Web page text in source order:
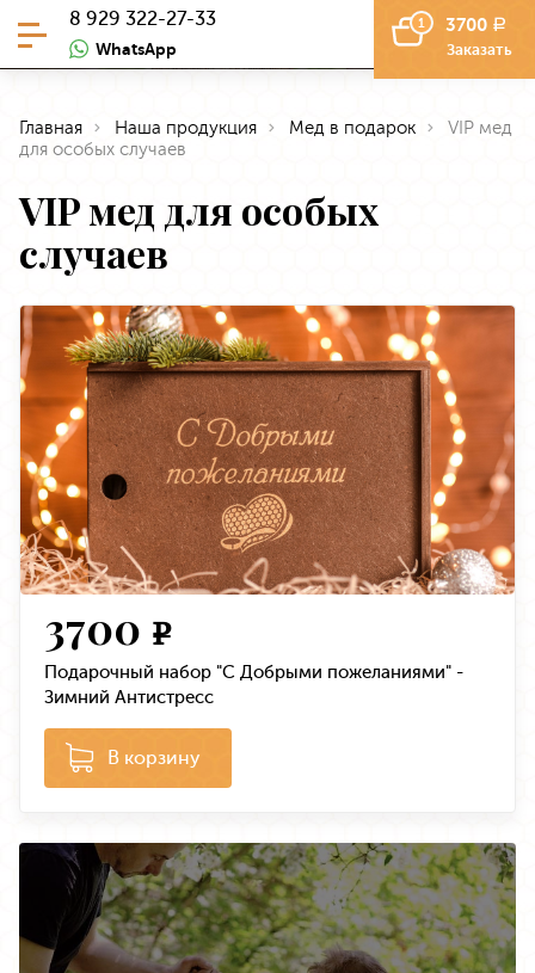
8 929 322-27-33
WhatsApp
1 3700 a
Заказать
Главная Наша продукция Мед в подарок
VIP мед
для особых случаев
VIP мед для особых
случаев
3700 e
Подарочный набор "С Добрыми пожеланиями" -
Зимний Антистресс
В корзину